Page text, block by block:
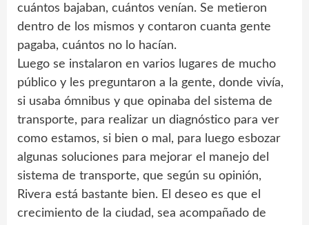
cuántos bajaban, cuántos venían. Se metieron
dentro de los mismos y contaron cuanta gente
pagaba, cuántos no lo hacían.
Luego se instalaron en varios lugares de mucho
público y les preguntaron a la gente, donde vivía,
si usaba ómnibus y que opinaba del sistema de
transporte, para realizar un diagnóstico para ver
como estamos, si bien o mal, para luego esbozar
algunas soluciones para mejorar el manejo del
sistema de transporte, que según su opinión,
Rivera está bastante bien. El deseo es que el
crecimiento de la ciudad, sea acompañado de